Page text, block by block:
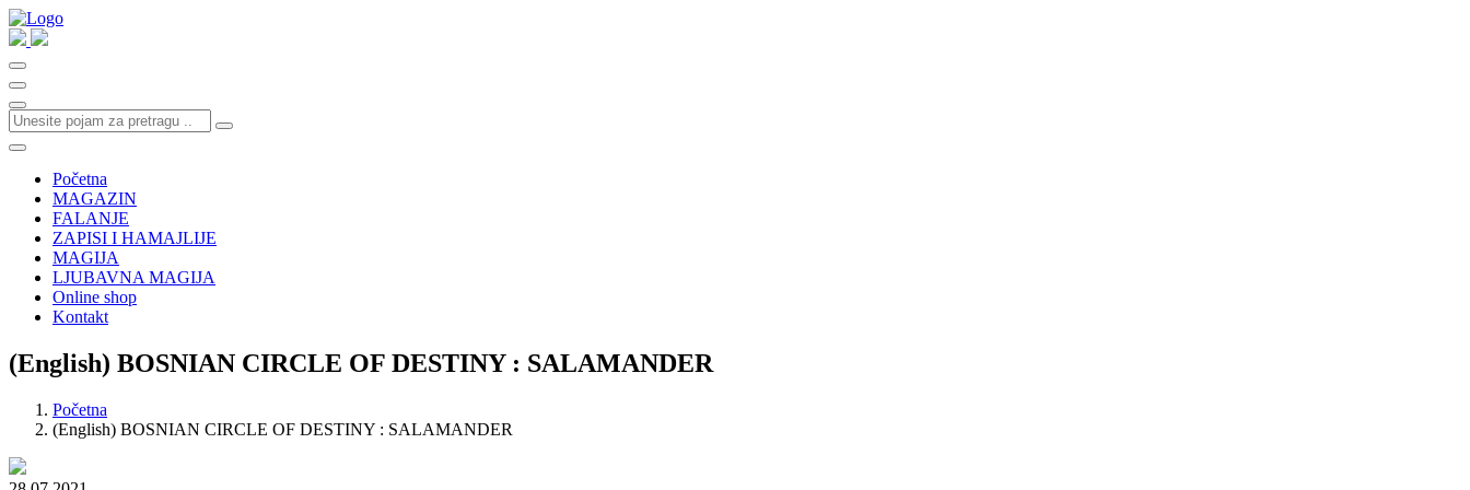
Početna
MAGAZIN
FALANJE
ZAPISI I HAMAJLIJE
MAGIJA
LJUBAVNA MAGIJA
Online shop
Kontakt
(English) BOSNIAN CIRCLE OF DESTINY : SALAMANDER
Početna
(English) BOSNIAN CIRCLE OF DESTINY : SALAMANDER